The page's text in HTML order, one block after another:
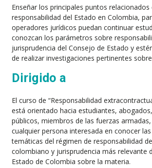
Enseñar los principales puntos relacionados
responsabilidad del Estado en Colombia,
operadores jurídicos puedan continuar
conozcan los parámetros sobre
jurisprudencia del Consejo de Estado y
de realizar investigaciones pertinentes
Dirigido a
El curso de “Responsabilidad
está orientado hacia estudiantes,
públicos, miembros de las fuerzas
cualquier persona interesada en conocer
temáticas del régimen de responsabilidad
colombiano y jurisprudencia más relevante
Estado de Colombia sobre la materia.